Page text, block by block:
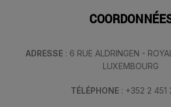
ADRESSE : 6 RUE ALDRINGEN -
LUXEMBOURG
TÉLÉPHONE : +352 2 451